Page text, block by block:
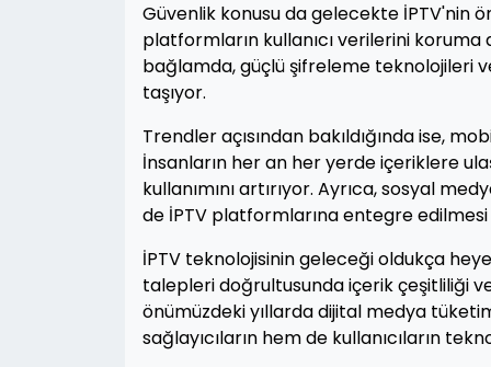
Güvenlik konusu da gelecekte İPTV'nin
platformların kullanıcı verilerini koruma
bağlamda, güçlü şifreleme teknolojileri
taşıyor.
Trendler açısından bakıldığında ise,
İnsanların her an her yerde içeriklere
kullanımını artırıyor. Ayrıca, sosyal
de İPTV platformlarına entegre
İPTV teknolojisinin geleceği oldukça
talepleri doğrultusunda içerik çeşitliliği
önümüzdeki yıllarda dijital medya
sağlayıcıların hem de kullanıcıların